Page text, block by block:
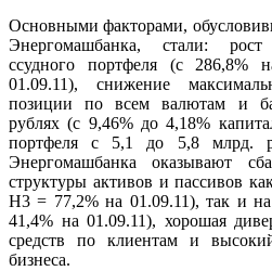
Основными факторами,
Энергомашбанка, стали: рост
ссудного портфеля (с 286,8%
01.09.11), снижение
позиции по всем валютам и
рублях (с 9,46% до 4,18%
портфеля с 5,1 до 5,8 млрд.
Энергомашбанка оказывают
структуры активов и пассивов
Н3 = 77,2% на 01.09.11), так и
41,4% на 01.09.11), хорошая
средств по клиентам и
бизнеса.